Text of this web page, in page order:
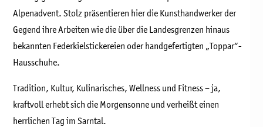
Alpenadvent. Stolz präsentieren hier die Kunsthandwerker der
Gegend ihre Arbeiten wie die über die Landesgrenzen hinaus
bekannten Federkielstickereien oder handgefertigten „Toppar“-
Hausschuhe.
Tradition, Kultur, Kulinarisches, Wellness und Fitness – ja,
kraftvoll erhebt sich die Morgensonne und verheißt einen
herrlichen Tag im Sarntal.